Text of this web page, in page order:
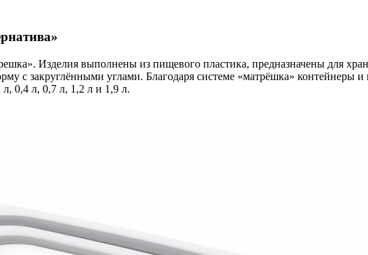
Изделия выполнены из пищевого пластика, предназначены для
с закруглёнными углами. Благодаря системе «матрёшка» контейнеры
0,4 л, 0,7 л, 1,2 л и 1,9 л.